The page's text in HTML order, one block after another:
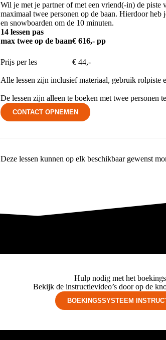
Wil je met je partner of met een vriend(-in) de piste
maximaal twee personen op de baan. Hierdoor heb
en snowboarden om de 10 minuten.
14 lessen pas
max twee op de baan
Prijs per les
€ 616,- pp
€ 44,-
Alle lessen zijn inclusief materiaal, gebruik rolpiste
De lessen zijn alleen te boeken met twee personen
CONTACT OPNEMEN
Deze lessen kunnen op elk beschikbaar gewenst
Hulp nodig met het
Bekijk de instructievideo’s door op de
BOEKINGSSYSTEEM